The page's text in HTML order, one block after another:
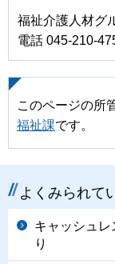
福祉介護人材グ
電話 045-210-
このページの所
福祉課です。
よくみられて
キャッシュ
り